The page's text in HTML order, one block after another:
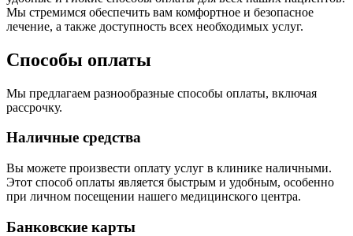
Мы стремимся обеспечить вам комфортное и безопасное
лечение, а также доступность всех необходимых услуг.
Способы оплаты
Мы предлагаем разнообразные способы оплаты, включая
рассрочку.
Наличные средства
Вы можете произвести оплату услуг в клинике наличными.
Этот способ оплаты является быстрым и удобным, особенно
при личном посещении нашего медицинского центра.
Банковские карты